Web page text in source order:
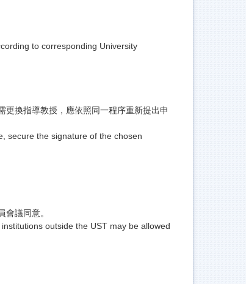
to corresponding University
換指導教授，應依照同一程序重新提出申
secure the signature of the chosen
議同意。
outside the UST may be allowed